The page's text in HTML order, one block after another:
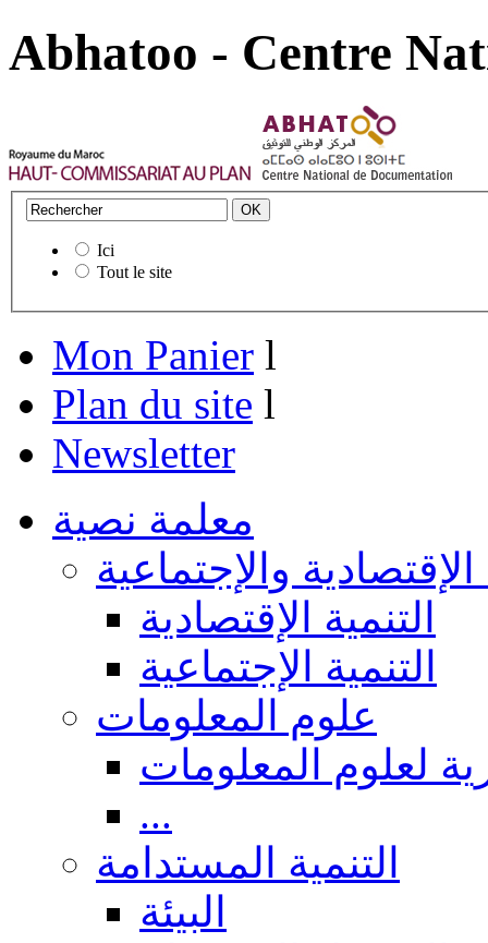
Abhatoo - Centre
Ici
Tout le site
Mon Panier l
Plan du site l
Newsletter
معلمة نصية
الإقتصادية والإجتماعية
التنمية الإقتصادية
التنمية الإجتماعية
علوم المعلومات
لعلوم المعلومات
...
التنمية المستدامة
البيئة